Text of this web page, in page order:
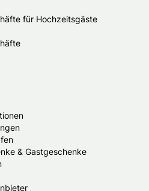
für Hochzeitsgäste
& Gastgeschenke